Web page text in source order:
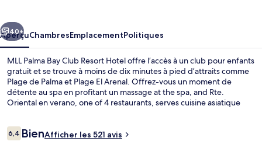
Club
Resort
Hotel
Suivant
40+
AperçuChambresEmplacementPolitiques
MLL Palma Bay Club Resort Hotel offre l’accès à un club pour enfants
gratuit et se trouve à moins de dix minutes à pied d’attraits comme
Plage de Palma et Plage El Arenal. Offrez-vous un moment de
détente au spa en profitant un massage at the spa, and Rte.
Oriental en verano, one of 4 restaurants, serves cuisine asiatique
d’entraînement physique ouvert en tout temps.
Avis
6,46,4 sur 10 –
BienAfficher les 521 avis